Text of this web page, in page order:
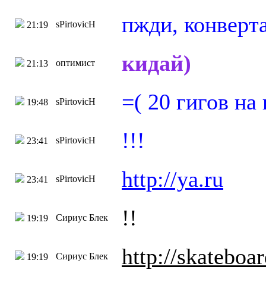
21:19 sPirtovicH пжди,
21:13 оптимист кидай)
19:48 sPirtovicH =( 20 гигов на
23:41 sPirtovicH !!!
23:41 sPirtovicH http://ya.ru
19:19 Сириус Блек !!
19:19 Сириус Блек http://